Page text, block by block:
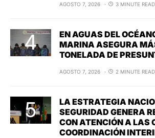
AGOSTO 7, 2026 3 MINUTE READ
EN AGUAS DEL
MARINA ASEGURA
TONELADA DE
AGOSTO 7, 2026 2 MINUTE READ
LA ESTRATEGIA
SEGURIDAD GENERA
CON ATENCIÓN A LAS
COORDINACIÓN